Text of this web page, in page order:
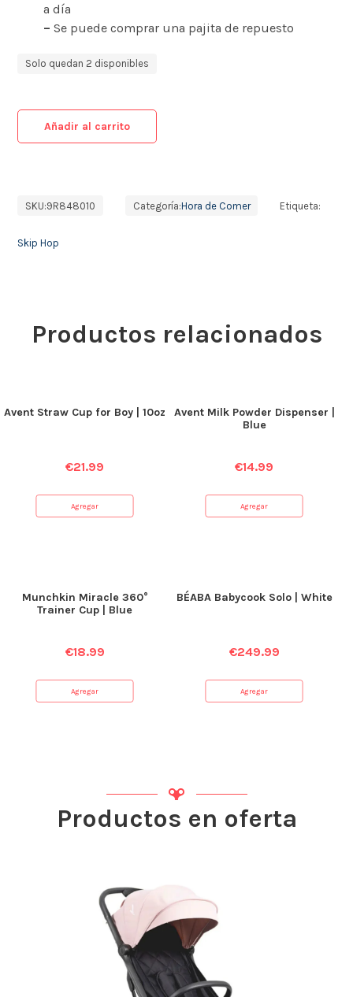
a día
– Se puede comprar una pajita de repuesto
Solo quedan 2 disponibles
Añadir al carrito
SKU:9R848010 Categoría:Hora de Comer Etiqueta:
Skip Hop
Productos relacionados
Avent Straw Cup for Boy | 10oz
€21.99
Agregar
Avent Milk Powder Dispenser |
Blue
€14.99
Agregar
Munchkin Miracle 360°
Trainer Cup | Blue
€18.99
Agregar
BÉABA Babycook Solo | White
€249.99
Agregar
Productos en oferta